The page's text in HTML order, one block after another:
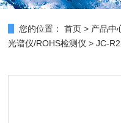
您的位置： 首页 > 产品中
光谱仪/ROHS检测仪 > JC-